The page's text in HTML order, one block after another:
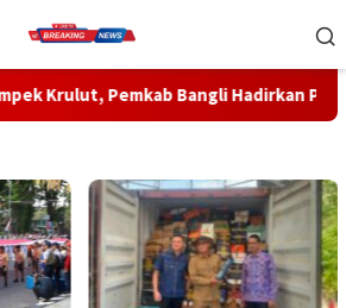
Hadirkan Pengobatan Gratis di